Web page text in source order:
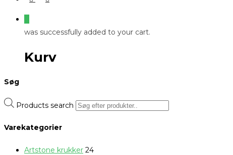
was successfully added to your cart.
Kurv
Søg
Products search
Varekategorier
Artstone krukker 24